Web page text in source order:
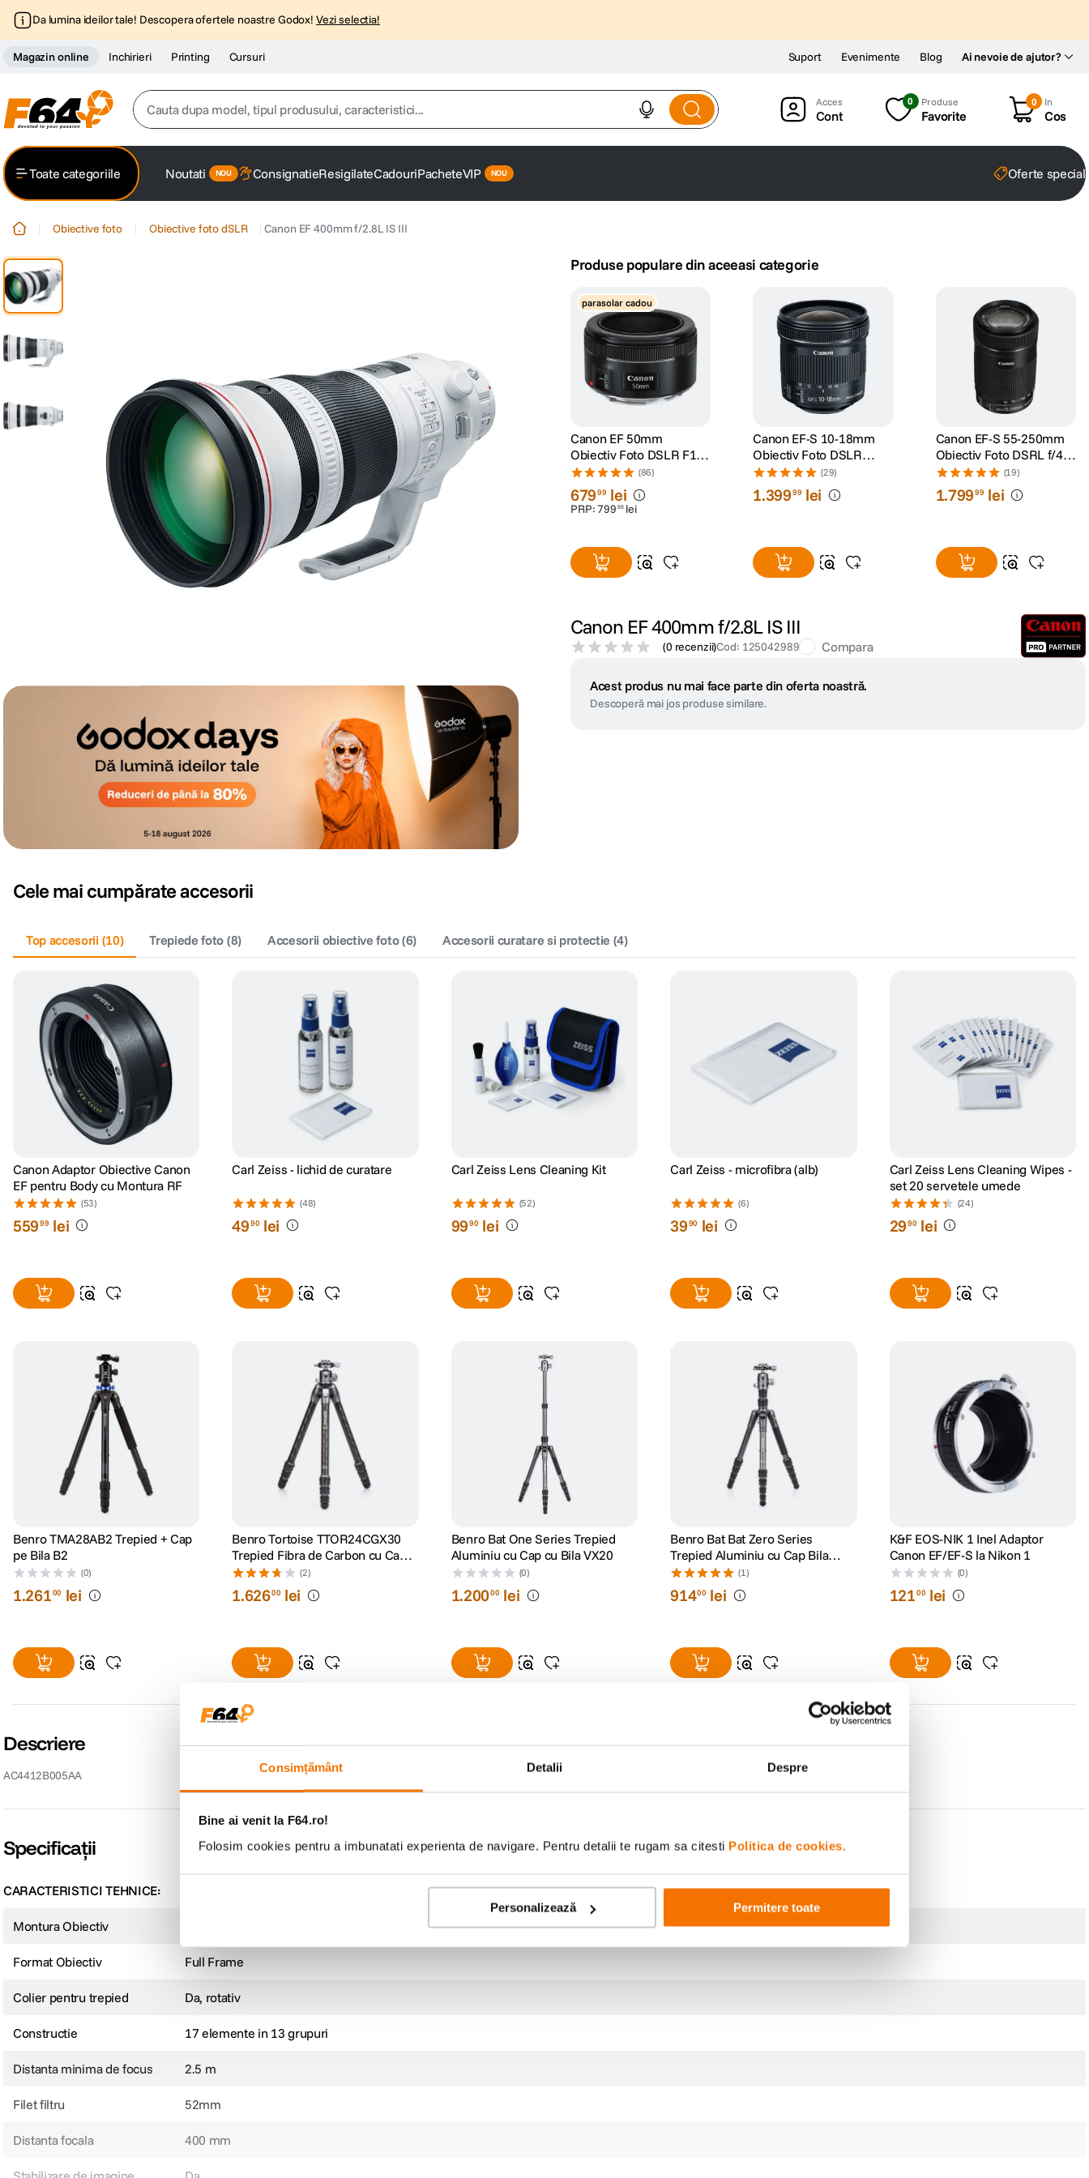
Consimțământ Detalii Despre
Bine ai venit la F64.ro!
Folosim cookies pentru a imbunatati experienta de navigare. Pentru detalii te rugam sa citesti Politica de cookies.
Personalizează Permitere toate
Da lumina ideilor tale! Descopera ofertele noastre Godox! Vezi selectia!
Magazin online Inchirieri Printing Cursuri Ai nevoie de ajutor?
Suport Evenimente Blog
Cauta dupa model, tipul produsului, caracteristici...
2. trepied
6. canon sx740 hs
7. card memorie
sony fx
9. dji mic mini
10. dji osmo pocket 4
Cont
0 Produse
Favorite
0 In
Cos
Toate categoriile Noutati ConsignatieResigilateCadouriPacheteVIP Oferte
Obiective foto Obiective foto dSLR Canon EF 400mm f/2.8L IS III
Produse populare din aceeasi categorie
parasolar cadou
Canon EF 50mm
Obiectiv Foto DSLR F1.8
STM
(86)
67999 lei
PRP:799 99 lei
Canon EF-S 10-18mm
Obiectiv Foto DSLR
F/4.5-5.6 IS STM
(29)
1.39999 lei
Canon EF-S 55-250mm
Obiectiv Foto DSRL f/4-
5.6 IS STM
(19)
1.79999 lei
Canon EF 400mm f/2.8L IS III
(0 recenzii)Cod: 125042989 Compara
Acest produs nu mai face parte din oferta noastră.
Descoperă mai jos produse similare.
Cele mai cumpărate accesorii
Top accesorii (10) Trepiede foto (8) Accesorii obiective foto(6) Accesorii curatare si protectie (4)
Canon Adaptor Obiective Canon
EF pentru Body cu Montura RF
(53)
55999 lei
Carl Zeiss - lichid de curatare
(48)
4990 lei
Carl Zeiss Lens Cleaning Kit
(52)
9990 lei
Carl Zeiss - microfibra (alb)
(6)
3990 lei
Carl Zeiss Lens Cleaning Wipes -
set 20 servetele umede
(24)
2990 lei
Benro TMA28AB2 Trepied + Cap
pe Bila B2
(0)
1.26100 lei
Benro Tortoise TTOR24CGX30
Trepied Fibra de Carbon cu Cap
GX30
(2)
1.62600 lei
Benro Bat One Series Trepied
Aluminiu cu Cap cu Bila VX20
(0)
1.20000 lei
Benro Bat Bat Zero Series
Trepied Aluminiu cu Cap Bila
VX20
(1)
91400 lei
K&F EOS-NIK 1 Inel Adaptor
Canon EF/EF-S la Nikon 1
(0)
12100 lei
Descriere
AC4412B005AA
Specificații
CARACTERISTICI TEHNICE:
Montura Obiectiv
Format Obiectiv Full Frame
Colier pentru trepied Da, rotativ
Constructie 17 elemente in 13 grupuri
Distanta minima de focus 2.5 m
Filet filtru 52mm
Distanta focala 400 mm